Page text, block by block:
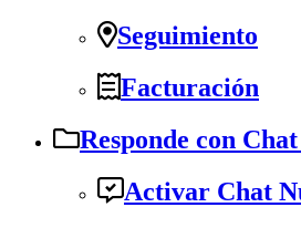
Seguimiento
Facturación
Responde con
Activar Chat